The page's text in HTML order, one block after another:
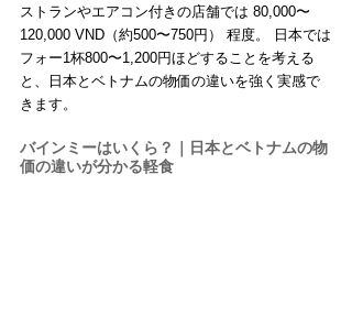
ストランやエアコン付きの店舗では 80,000〜
120,000 VND（約500〜750円） 程度。 日本では
フォー1杯800〜1,200円ほどすることを考える
と、日本とベトナムの物価の違いを強く実感で
きます。
バインミーはいくら？｜日本とベトナムの物
価の違いが分かる軽食